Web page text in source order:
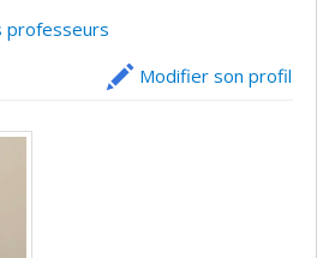
professeurs
Modifier son profil